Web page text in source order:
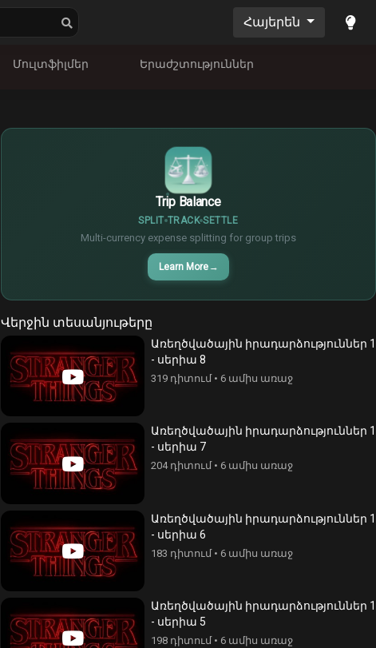
Հայերեն
Մուլտֆիլմեր Երաժշտություններ
Trip Balance
SPLIT TRACK SETTLE
Multi-currency expense splitting for group trips
Learn More →
€
¥
Վերջին տեսանյութերը
Առեղծվածային իրադարձություններ 1
- սերիա 8
319 դիտում• 6 ամիս առաջ
Առեղծվածային իրադարձություններ 1
- սերիա 7
204 դիտում• 6 ամիս առաջ
Առեղծվածային իրադարձություններ 1
- սերիա 6
183 դիտում• 6 ամիս առաջ
Առեղծվածային իրադարձություններ 1
- սերիա 5
198 դիտում• 6 ամիս առաջ